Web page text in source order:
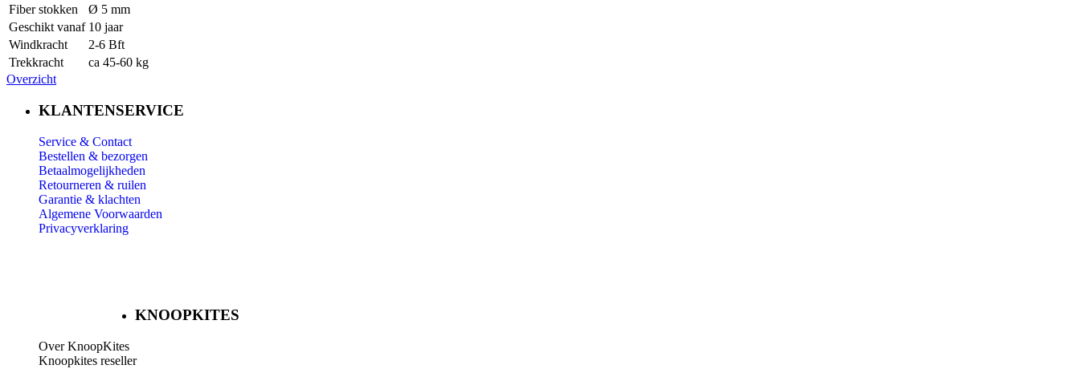
Fiber stokken
Ø 5 mm
Geschikt vanaf 10 jaar
Windkracht
2-6 Bft
Trekkracht
ca 45-60 kg
Overzicht
KLANTENSERVICE
Service & Contact
Bestellen & bezorgen
Betaalmogelijkheden
Retourneren & ruilen
Garantie & klachten
Algemene Voorwaarden
Privacyverklaring
KNOOPKITES
Over KnoopKites
Knoopkites reseller